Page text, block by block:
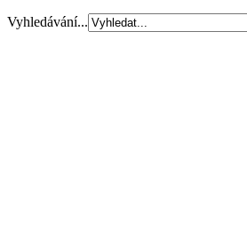
Vyhledávání...